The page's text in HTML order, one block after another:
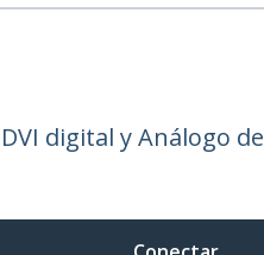
digital y Análogo de